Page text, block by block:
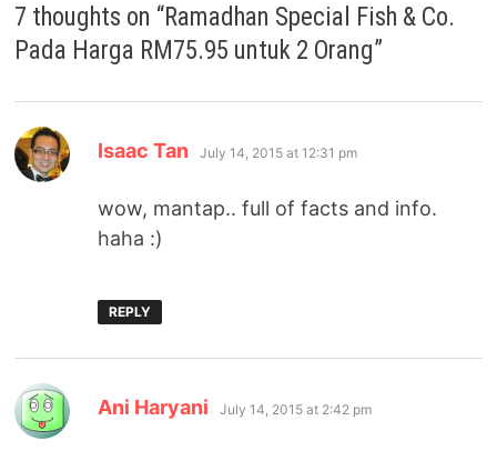
7 thoughts on “Ramadhan Special Fish & Co.
Pada Harga RM75.95 untuk 2 Orang”
Isaac Tan says:
July 14, 2015 at 12:31 pm
wow, mantap.. full of facts and info.
haha :)
REPLY
Ani Haryani says:
July 14, 2015 at 2:42 pm